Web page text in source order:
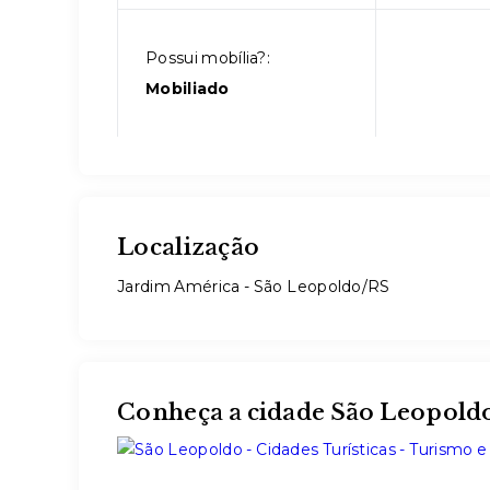
Possui mobília?:
Mobiliado
Localização
Jardim América - São Leopoldo/RS
Conheça a cidade São